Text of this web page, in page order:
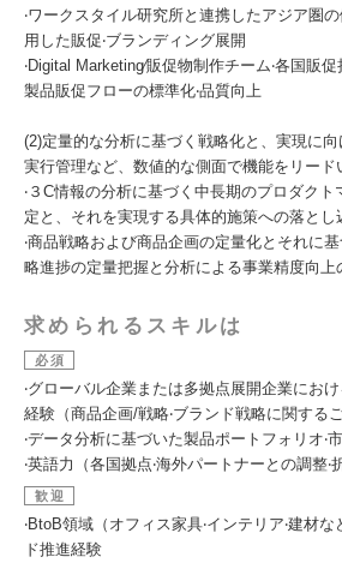
‧ワークスタイル研究所と連携したアジア圏
⽤した販促‧ブランディング展開
‧Digital Marketing∕販促物制作チーム‧各国販
製品販促フローの標準化‧品質向上
(2)定量的な分析に基づく戦略化と、実現に
実⾏管理など、数値的な側⾯で機能をリード
‧３C情報の分析に基づく中⻑期のプロダク
定と、それを実現する具体的施策への落とし
‧商品戦略および商品企画の定量化とそれに
略進捗の定量把握と分析による事業精度向上
求められるスキルは
必須
‧グローバル企業または多拠点展開企業にお
経験（商品企画/戦略‧ブランド戦略に関するご
‧データ分析に基づいた製品ポートフォリオ‧
‧英語⼒（各国拠点‧海外パートナーとの調整‧
歓迎
‧BtoB領域（オフィス家具‧インテリア‧建材
ド推進経験